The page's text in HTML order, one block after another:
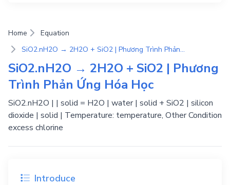
Home
Equation
SiO2.nH2O → 2H2O + SiO2 | Phương Trình Phản Ứng Hóa Học
SiO2.nH2O → 2H2O + SiO2 | Phương
Trình Phản Ứng Hóa Học
SiO2.nH2O | | solid = H2O | water | solid + SiO2 | silicon
dioxide | solid | Temperature: temperature, Other Condition
excess chlorine
Introduce